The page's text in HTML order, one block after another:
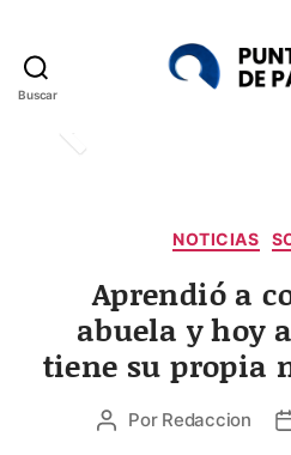
Buscar
NOTICIAS
Aprendió a
abuela y hoy
tiene su propia
Autor
Por Redaccion